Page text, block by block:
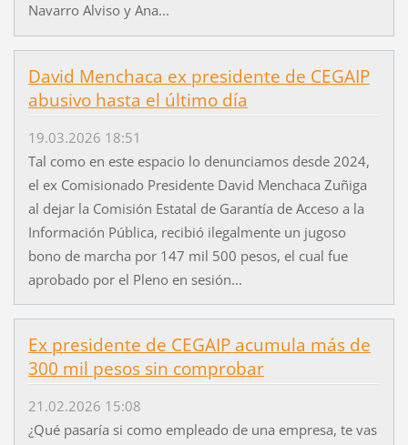
Navarro Alviso y Ana...
David Menchaca ex presidente de CEGAIP
abusivo hasta el último día
19.03.2026 18:51
Tal como en este espacio lo denunciamos desde 2024,
el ex Comisionado Presidente David Menchaca Zuñiga
al dejar la Comisión Estatal de Garantía de Acceso a la
Información Pública, recibió ilegalmente un jugoso
bono de marcha por 147 mil 500 pesos, el cual fue
aprobado por el Pleno en sesión...
Ex presidente de CEGAIP acumula más de
300 mil pesos sin comprobar
21.02.2026 15:08
¿Qué pasaría si como empleado de una empresa, te vas